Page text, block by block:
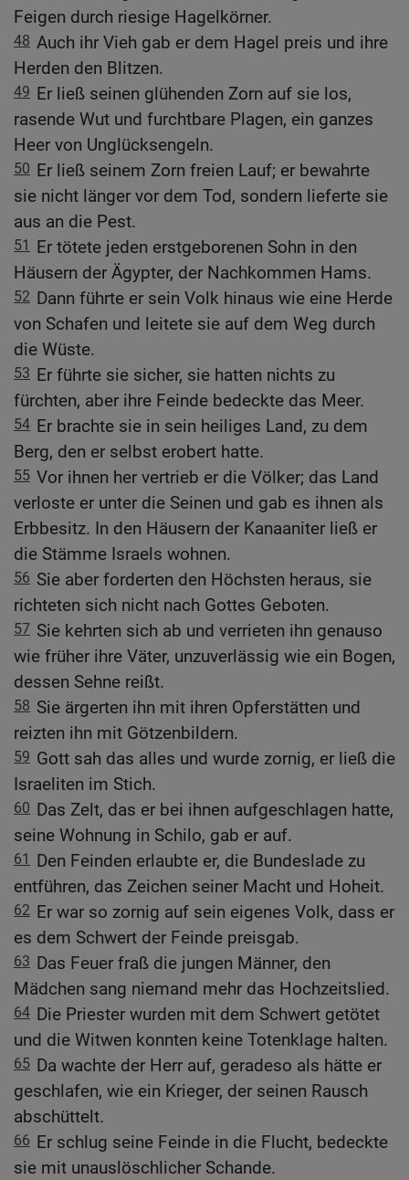
Feigen durch riesige Hagelkörner.
48 Auch ihr Vieh gab er dem Hagel preis und ihre
Herden den Blitzen.
49 Er ließ seinen glühenden Zorn auf sie los,
rasende Wut und furchtbare Plagen, ein ganzes
Heer von Unglücksengeln.
50 Er ließ seinem Zorn freien Lauf; er bewahrte
sie nicht länger vor dem Tod, sondern lieferte sie
aus an die Pest.
51
Er tötete jeden erstgeborenen Sohn in den
Häusern der Ägypter, der Nachkommen Hams.
52 Dann führte er sein Volk hinaus wie eine Herde
von Schafen und leitete sie auf dem Weg durch
die Wüste.
53 Er führte sie sicher, sie hatten nichts zu
fürchten, aber ihre Feinde bedeckte das Meer.
54 Er brachte sie in sein heiliges Land, zu dem
Berg, den er selbst erobert hatte.
55 Vor ihnen her vertrieb er die Völker; das Land
verloste er unter die Seinen und gab es ihnen als
Erbbesitz. In den Häusern der Kanaaniter ließ er
die Stämme Israels wohnen.
56 Sie aber forderten den Höchsten heraus, sie
richteten sich nicht nach Gottes Geboten.
57 Sie kehrten sich ab und verrieten ihn genauso
wie früher ihre Väter, unzuverlässig wie ein Bogen,
dessen Sehne reißt.
58 Sie ärgerten ihn mit ihren Opferstätten und
reizten ihn mit Götzenbildern.
59 Gott sah das alles und wurde zornig, er ließ die
Israeliten im Stich.
60 Das Zelt, das er bei ihnen aufgeschlagen hatte,
seine Wohnung in Schilo, gab er auf.
61
Den Feinden erlaubte er, die Bundeslade zu
entführen, das Zeichen seiner Macht und Hoheit.
62 Er war so zornig auf sein eigenes Volk, dass er
es dem Schwert der Feinde preisgab.
63 Das Feuer fraß die jungen Männer, den
Mädchen sang niemand mehr das Hochzeitslied.
64 Die Priester wurden mit dem Schwert getötet
und die Witwen konnten keine Totenklage halten.
65 Da wachte der Herr auf, geradeso als hätte er
geschlafen, wie ein Krieger, der seinen Rausch
abschüttelt.
66 Er schlug seine Feinde in die Flucht, bedeckte
sie mit unauslöschlicher Schande.